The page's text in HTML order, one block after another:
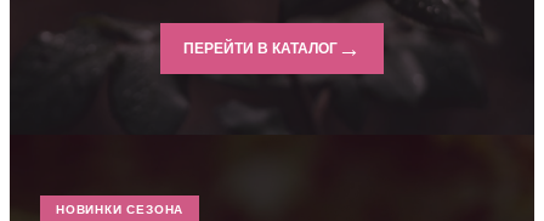
ПЕРЕЙТИ В КАТАЛОГ →
НОВИНКИ СЕЗОНА